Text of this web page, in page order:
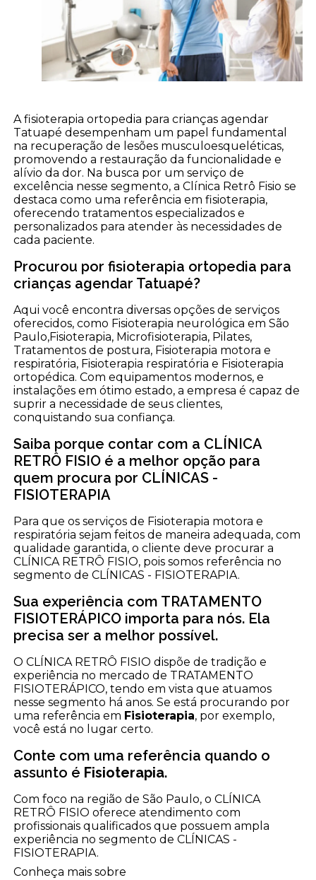
A fisioterapia ortopedia para crianças agendar
Tatuapé desempenham um papel fundamental
na recuperação de lesões musculoesqueléticas,
promovendo a restauração da funcionalidade e
alívio da dor. Na busca por um serviço de
excelência nesse segmento, a Clínica Retrô Fisio se
destaca como uma referência em fisioterapia,
oferecendo tratamentos especializados e
personalizados para atender às necessidades de
cada paciente.
Procurou por fisioterapia ortopedia para
crianças agendar Tatuapé?
Aqui você encontra diversas opções de serviços
oferecidos, como Fisioterapia neurológica em São
Paulo,Fisioterapia, Microfisioterapia, Pilates,
Tratamentos de postura, Fisioterapia motora e
respiratória, Fisioterapia respiratória e Fisioterapia
ortopédica. Com equipamentos modernos, e
instalações em ótimo estado, a empresa é capaz de
suprir a necessidade de seus clientes,
conquistando sua confiança.
Saiba porque contar com a CLÍNICA
RETRÔ FISIO é a melhor opção para
quem procura por CLÍNICAS -
FISIOTERAPIA
Para que os serviços de Fisioterapia motora e
respiratória sejam feitos de maneira adequada, com
qualidade garantida, o cliente deve procurar a
CLÍNICA RETRÔ FISIO, pois somos referência no
segmento de CLÍNICAS - FISIOTERAPIA.
Sua experiência com TRATAMENTO
FISIOTERÁPICO importa para nós. Ela
precisa ser a melhor possível.
O CLÍNICA RETRÔ FISIO dispõe de tradição e
experiência no mercado de TRATAMENTO
FISIOTERÁPICO, tendo em vista que atuamos
nesse segmento há anos. Se está procurando por
uma referência em Fisioterapia, por exemplo,
você está no lugar certo.
Conte com uma referência quando o
assunto é Fisioterapia.
Com foco na região de São Paulo, o CLÍNICA
RETRÔ FISIO oferece atendimento com
profissionais qualificados que possuem ampla
experiência no segmento de CLÍNICAS -
FISIOTERAPIA.
Conheça mais sobre